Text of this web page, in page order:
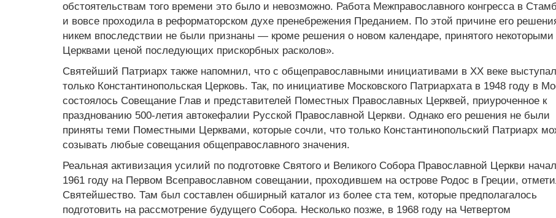
обстоятельствам того времени это было и невозможно. Работа Межправославного конгресса в
и вовсе проходила в реформаторском духе пренебрежения Преданием. По этой причине его
никем впоследствии не были признаны — кроме решения о новом календаре, принятого некоторыми
Церквами ценой последующих прискорбных расколов».
Святейший Патриарх также напомнил, что с общеправославными инициативами в ХХ веке
только Константинопольская Церковь. Так, по инициативе Московского Патриархата в 1948 году в
состоялось Совещание Глав и представителей Поместных Православных Церквей, приуроченное к
празднованию 500-летия автокефалии Русской Православной Церкви. Однако его решения не были
приняты теми Поместными Церквами, которые сочли, что только Константинопольский Патриарх
созывать любые совещания общеправославного значения.
Реальная активизация усилий по подготовке Святого и Великого Собора Православной Церкви
1961 году на Первом Всеправославном совещании, проходившем на острове Родос в Греции,
Святейшество. Там был составлен обширный каталог из более ста тем, которые предполагалось
подготовить на рассмотрение будущего Собора. Несколько позже, в 1968 году на Четвертом